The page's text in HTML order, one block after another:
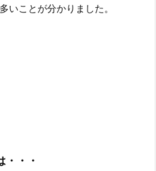
いことが分かりました。
・・・